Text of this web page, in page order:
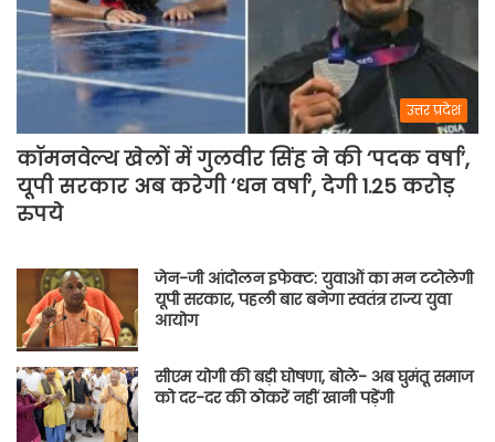
उत्तर प्रदेश
कॉमनवेल्थ खेलों में गुलवीर सिंह ने की ‘पदक वर्षा’,
यूपी सरकार अब करेगी ‘धन वर्षा’, देगी 1.25 करोड़
रुपये
जेन-जी आंदोलन इफेक्ट: युवाओं का मन टटोलेगी
यूपी सरकार, पहली बार बनेगा स्वतंत्र राज्य युवा
आयोग
सीएम योगी की बड़ी घोषणा, बोले- अब घुमंतू समाज
को दर-दर की ठोकरें नहीं खानी पड़ेंगी